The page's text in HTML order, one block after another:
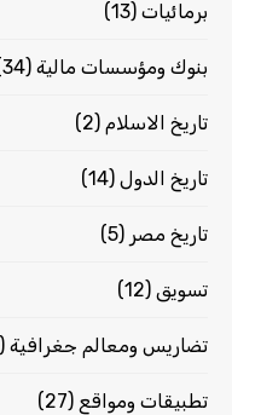
برمائيات(13)
بنوك ومؤسسات مالية(34)
تاريخ الاسلام(2)
تاريخ الدول(14)
تاريخ مصر (5)
تسويق(12)
تضاريس ومعالم جغرافية(32)
تطبيقات ومواقع (27)